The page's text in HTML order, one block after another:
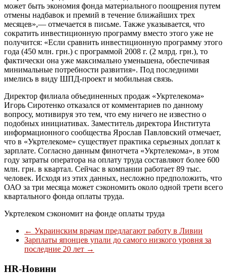
может быть экономия фонда материального поощрения путем
отмены надбавок и премий в течение ближайших трех
месяцев»,— отмечается в письме. Также указывается, что
сократить инвестиционную программу вместо этого уже не
получится: «Если сравнить инвестиционную программу этого
года (450 млн. грн.) с программой 2008 г. (2 млрд. грн.), то
фактически она уже максимально уменьшена, обеспечивая
минимальные потребности развития». Под последними
имелись в виду ШПД-проект и мобильная связь.
Директор филиала объединенных продаж «Укртелекома»
Игорь Сиротенко отказался от комментариев по данному
вопросу, мотивируя это тем, что ему ничего не известно о
подобных инициативах. Заместитель директора Института
информационного сообщества Ярослав Павловский отмечает,
что в «Укртелекоме» существует практика серьезных доплат к
зарплате. Согласно данным финотчета «Укртелекома», в этом
году затраты оператора на оплату труда составляют более 600
млн. грн. в квартал. Сейчас в компании работает 89 тыс.
человек. Исходя из этих данных, несложно предположить, что
ОАО за три месяца может сэкономить около одной трети всего
квартального фонда оплаты труда.
Укртелеком сэкономит на фонде оплаты труда
← Украинским врачам предлагают работу в Ливии
Зарплаты японцев упали до самого низкого уровня за
последние 20 лет →
HR-Новини